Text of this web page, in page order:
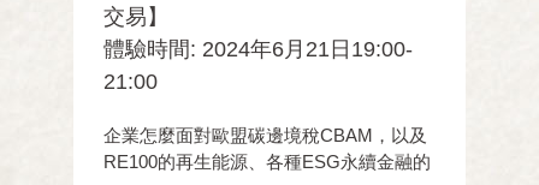
交易】
體驗時間: 2024年6月21日19:00-
21:00
企業怎麼面對歐盟碳邊境稅CBAM，以及
RE100的再生能源、各種ESG永續金融的